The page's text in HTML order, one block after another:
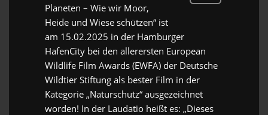
Planeten – Wie wir Moor,
Heide und Wiese schützen“ ist
am 15.02.2025 in der Hamburger
HafenCity bei den allerersten European
Wildlife Film Awards (EWFA) der Deutsche
Wildtier Stiftung als bester Film in der
Kategorie „Naturschutz“ ausgezeichnet
worden! In der Laudatio heißt es: „Dieses